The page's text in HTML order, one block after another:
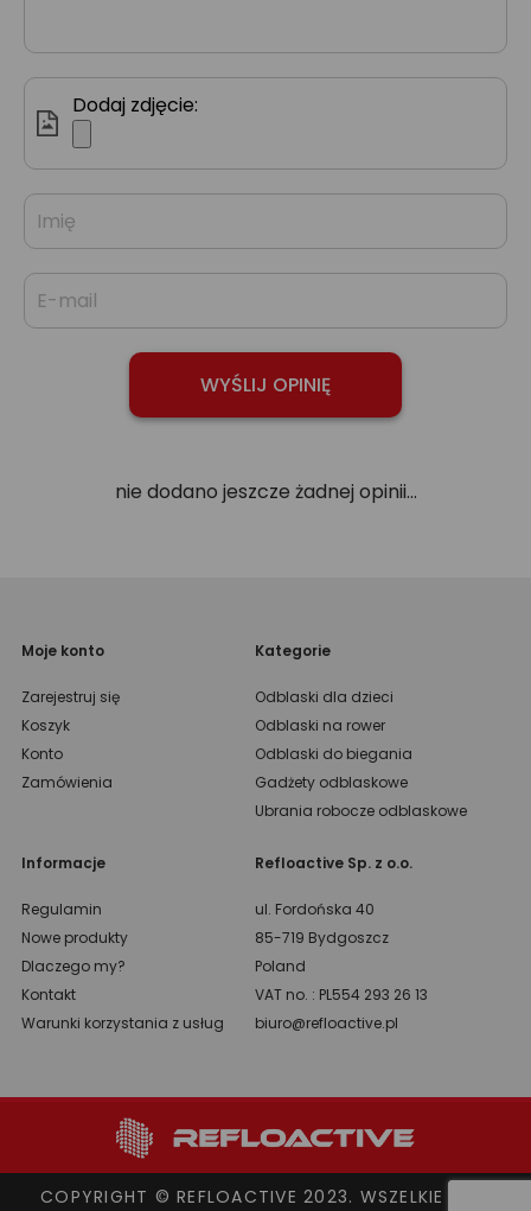
Dodaj zdjęcie:
nie dodano jeszcze żadnej opinii...
Moje konto
Zarejestruj się
Koszyk
Konto
Zamówienia
Kategorie
Odblaski dla dzieci
Odblaski na rower
Odblaski do biegania
Gadżety odblaskowe
Ubrania robocze odblaskowe
Informacje
Regulamin
Nowe produkty
Dlaczego my?
Kontakt
Warunki korzystania z usług
Refloactive Sp. z o.o.
ul. Fordońska 40
85-719 Bydgoszcz
Poland
VAT no. : PL554 293 26 13
biuro@refloactive.pl
COPYRIGHT © REFLOACTIVE 2023. WSZELKIE PRAWA